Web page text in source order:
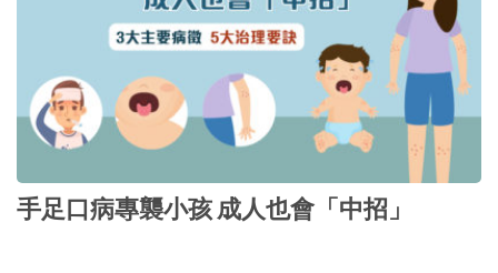
手足口病專襲小孩 成人也會「中招」